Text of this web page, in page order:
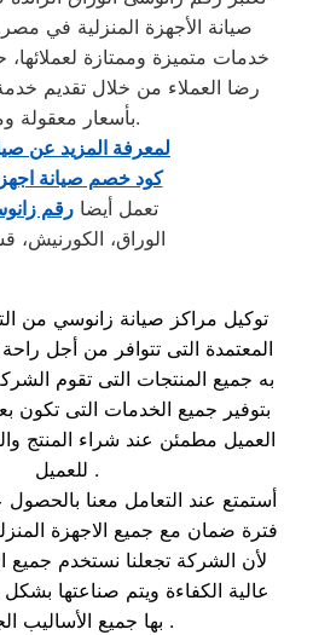
صيانة الأجهزة المنزلية في
خدمات متميزة وممتازة
رضا العملاء من خلال تقديم
بأسعار معقولة ومنافسة.
لمعرفة المزيد عن
كود خصم صيانة
تعمل أيضا رقم
الوراق، الكورنيش،
توكيل مراكز صيانة زانوسي من
المعتمدة التى تتوافر من أجل راحة
به جميع المنتجات التى تقوم
بتوفير جميع الخدمات التى تكون
العميل مطمئن عند شراء المنتج
للعميل .
أستمتع عند التعامل معنا
فترة ضمان مع جميع الاجهزة
لأن الشركة تجعلنا نستخدم جميع
عالية الكفاءة ويتم صناعتها
بها جميع الأساليب الجديدة .